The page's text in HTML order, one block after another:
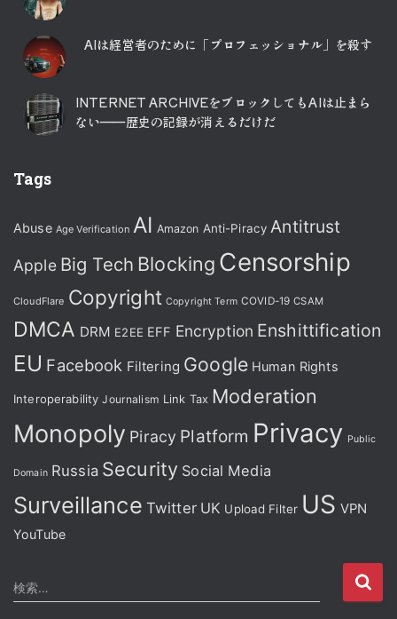
AIは経営者のために「プロフェッショナル」を殺す
INTERNET ARCHIVEをブロックしてもAIは止まら
ない――歴史の記録が消えるだけだ
Tags
Abuse Age Verification AI Amazon Anti-Piracy Antitrust
Apple Big Tech Blocking Censorship
CloudFlare Copyright Copyright Term COVID-19 CSAM
DMCA DRM E2EE EFF Encryption Enshittification
EU Facebook Filtering Google Human Rights
Interoperability Journalism Link Tax Moderation
Monopoly Piracy Platform Privacy Public
Domain Russia Security Social Media
Surveillance Twitter UK Upload Filter US VPN
YouTube
検
索
検索…